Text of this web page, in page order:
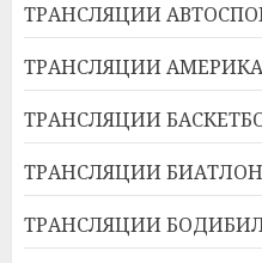
ТРАНСЛЯЦИИ
ТРАНСЛЯЦИИ
ТРАНСЛЯЦИИ
ТРАНСЛЯЦИИ БИАТЛОН
ТРАНСЛЯЦИИ